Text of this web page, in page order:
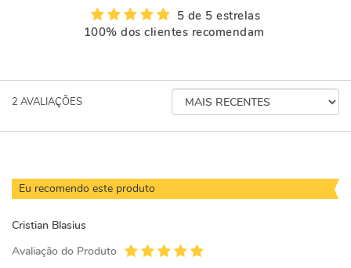
5 de 5 estrelas
100% dos clientes recomendam
2 AVALIAÇÕES
ORDENAR
AVALIAÇÕES
Eu recomendo este produto
Cristian Blasius
Avaliação do Produto